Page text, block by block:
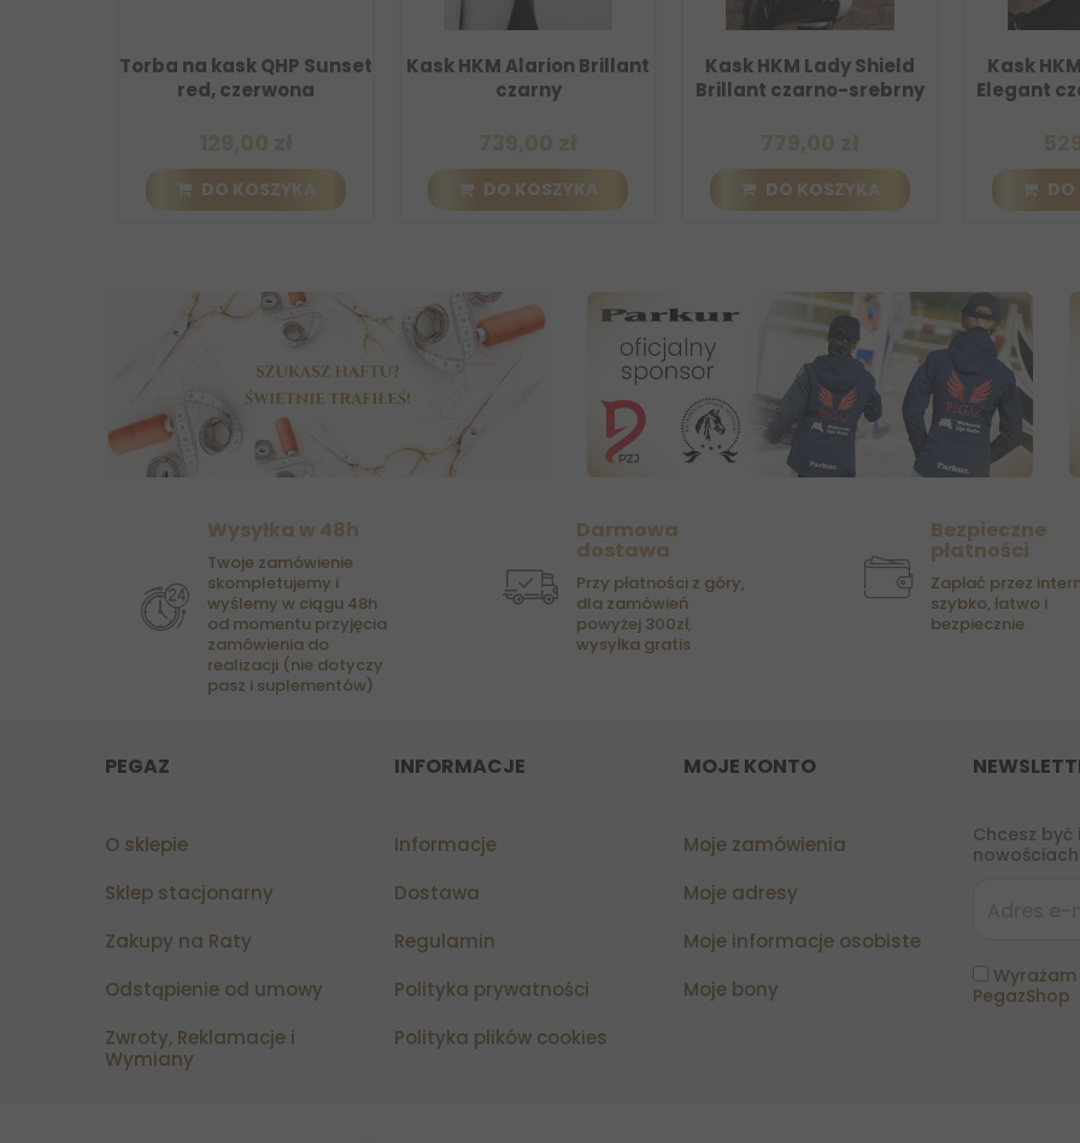
kask QHP Sunset
Kask HKM Alarion Brillant
czarny
DO KOSZYKA
Kask HKM Lady Shield
Brillant czarno-srebrny
DO KOSZYKA
Kask HKM Lady Shield
Elegant czarno-srebrny
DO KOSZYKA
Wysyłka w 48h
Twoje zamówienie
skompletujemy i
wyślemy w ciągu 48h
od momentu przyjęcia
zamówienia do
realizacji (nie dotyczy
pasz i suplementów)
Darmowa
dostawa
Przy płatności z góry,
dla zamówień
powyżej 300zł,
wysyłka gratis
Bezpieczne
płatności
Zapłać przez
szybko, łatwo i
bezpiecznie
PEGAZ
O sklepie
Sklep stacjonarny
Zakupy na Raty
Odstąpienie od umowy
Zwroty, Reklamacje i
Wymiany
INFORMACJE
Informacje
Dostawa
Regulamin
Polityka prywatności
Polityka plików cookies
MOJE KONTO
Moje zamówienia
Moje adresy
Moje informacje osobiste
Moje bony
Chcesz
PegazShop